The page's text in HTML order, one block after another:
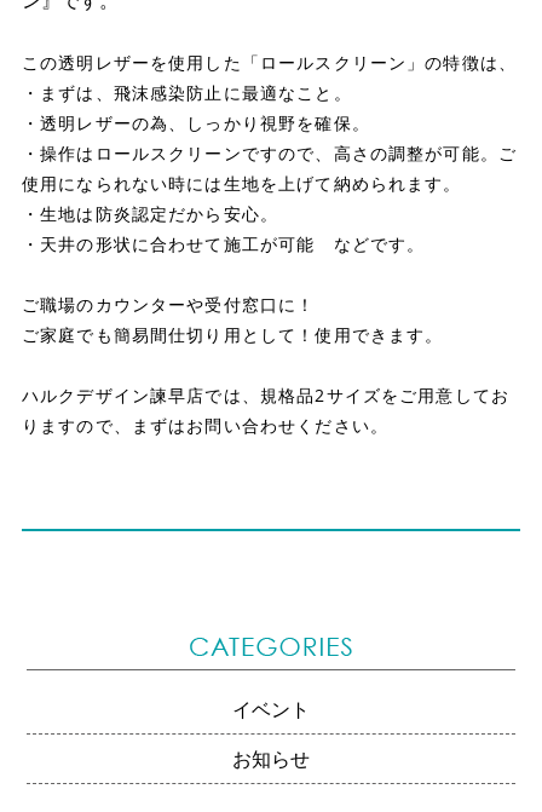
この透明レザーを使用した「ロールスクリーン」の特徴は、
・まずは、飛沫感染防止に最適なこと。
・透明レザーの為、しっかり視野を確保。
・操作はロールスクリーンですので、高さの調整が可能。ご
使用になられない時には生地を上げて納められます。
・生地は防炎認定だから安心。
・天井の形状に合わせて施工が可能 などです。
ご職場のカウンターや受付窓口に！
ご家庭でも簡易間仕切り用として！使用できます。
ハルクデザイン諫早店では、規格品2サイズをご用意してお
りますので、まずはお問い合わせください。
イベント
お知らせ